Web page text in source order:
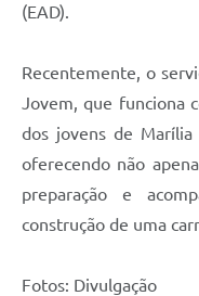
(EAD).
Recentemente, o
Jovem, que funciona
dos jovens de
oferecendo não
preparação e
construção de uma
Fotos: Divulgação